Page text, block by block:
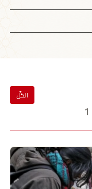
الكلّ